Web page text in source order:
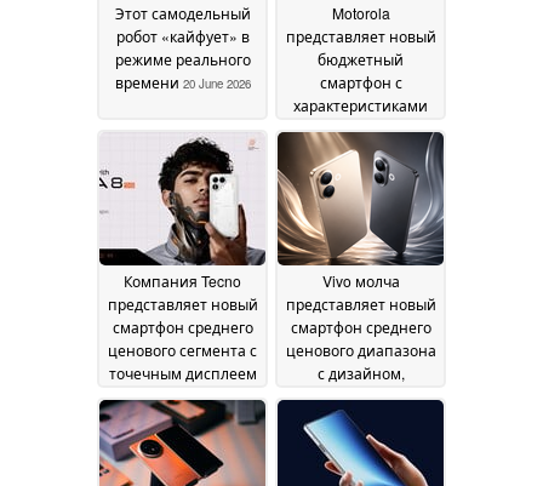
Этот самодельный
робот «кайфует» в
режиме реального
времени 20 June 2026
Motorola
представляет новый
бюджетный
смартфон с
характеристиками
Moto G8712 June 2026
Компания Tecno
представляет новый
смартфон среднего
ценового сегмента с
точечным дисплеем
и аккумулятором
емкостью 8 000 мАч
12 June 2026
Vivo молча
представляет новый
смартфон среднего
ценового диапазона
с дизайном,
вдохновленным
iPhone 17